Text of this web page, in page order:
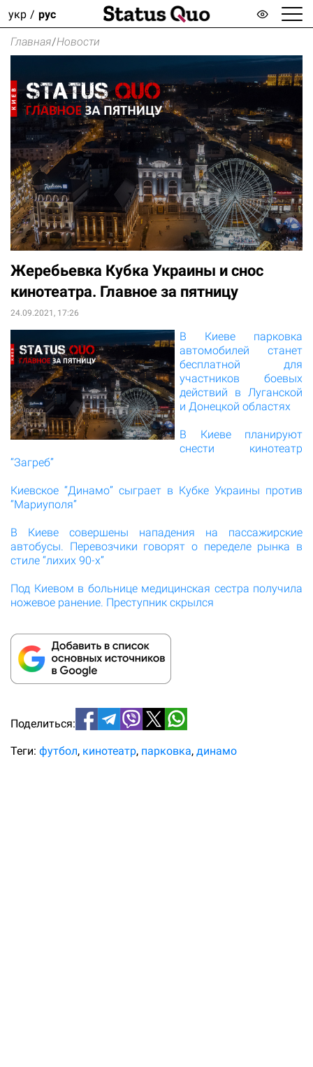
укр рус
Главная/Новости
Жеребьевка Кубка Украины и снос
кинотеатра. Главное за пятницу
24.09.2021, 17:26
В Киеве парковка
автомобилей станет
бесплатной для
участников боевых
действий в Луганской
и Донецкой областях
В Киеве планируют
снести кинотеатр
“Загреб”
Киевское “Динамо” сыграет в Кубке Украины против
“Мариуполя”
В Киеве совершены нападения на пассажирские
автобусы. Перевозчики говорят о переделе рынка в
стиле “лихих 90-х”
Под Киевом в больнице медицинская сестра получила
ножевое ранение. Преступник скрылся
Поделиться:
Теги: футбол кинотеатр парковка динамо